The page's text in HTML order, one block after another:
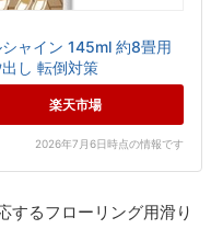
ャイン 145ml 約8畳用
し 転倒対策
楽天市場
2026年7月6日時点の情報です
するフローリング用滑り